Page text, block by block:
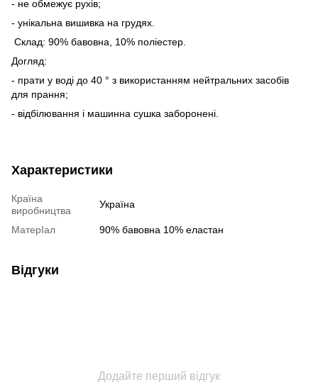
- не обмежує рухів;
- унікальна вишивка на грудях.
Склад: 90% бавовна, 10% поліестер.
Догляд:
- прати у воді до 40 ° з використанням нейтральних засобів
для прання;
- відбілювання і машинна сушка заборонені.
Характеристики
Країна
виробництва
Україна
МатерІал 90% бавовна 10% еластан
Відгуки
Додайте перший відгук